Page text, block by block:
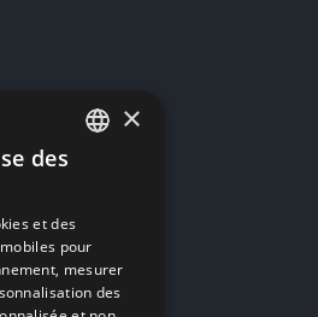
ENGLISH
×
des
et des
pour
mesurer
des